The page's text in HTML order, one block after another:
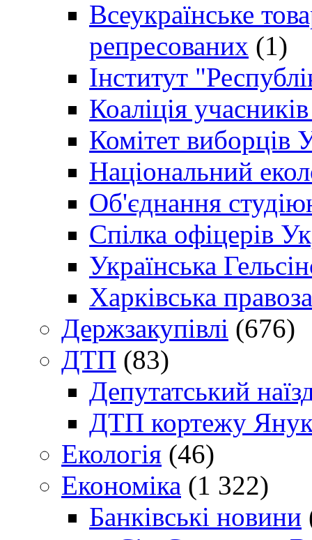
Всеукраїнське
репресованих (1)
Інститут
Коаліція
Комітет виборців
Національний
Об'єднання
Спілка офіцерів
Українська
Харківська
Держзакупівлі (676)
ДТП (83)
Депутатський
ДТП кортежу
Екологія (46)
Економіка (1 322)
Банківські новини